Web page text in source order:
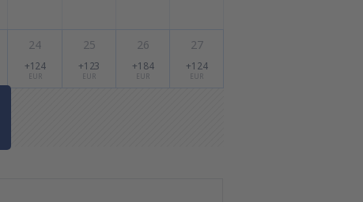
24
+124
EUR
25
+123
EUR
26
+184
EUR
27
+124
EUR